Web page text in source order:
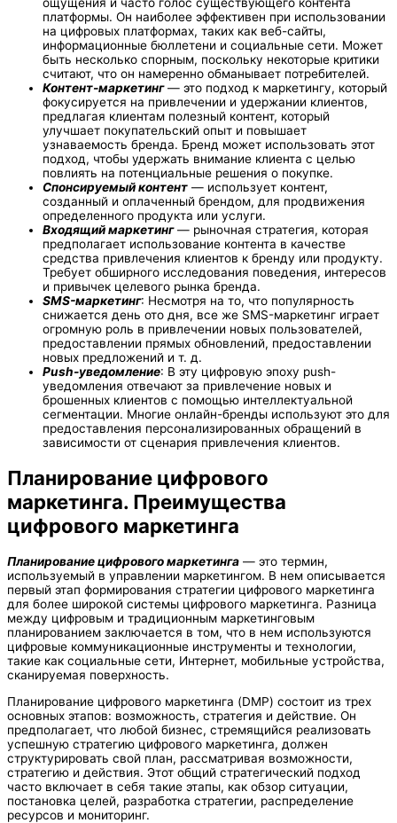
платформы. Он наиболее эффективен при использовании
на цифровых платформах, таких как веб-сайты,
информационные бюллетени и социальные сети. Может
быть несколько спорным, поскольку некоторые критики
считают, что он намеренно обманывает потребителей.
Контент-маркетинг— это подход к маркетингу, который
фокусируется на привлечении и удержании клиентов,
предлагая клиентам полезный контент, который
улучшает покупательский опыт и повышает
узнаваемость бренда. Бренд может использовать этот
подход, чтобы удержать внимание клиента с целью
повлиять на потенциальные решения о покупке.
Спонсируемый контент — использует контент,
созданный и оплаченный брендом, для продвижения
определенного продукта или услуги.
Входящий маркетинг — рыночная стратегия, которая
предполагает использование контента в качестве
средства привлечения клиентов к бренду или продукту.
Требует обширного исследования поведения, интересов
и привычек целевого рынка бренда.
SMS-маркетинг: Несмотря на то, что популярность
снижается день ото дня, все же SMS-маркетинг играет
огромную роль в привлечении новых пользователей,
предоставлении прямых обновлений, предоставлении
новых предложений и т. д.
Push-уведомление: В эту цифровую эпоху push-
уведомления отвечают за привлечение новых и
брошенных клиентов с помощью интеллектуальной
сегментации. Многие онлайн-бренды используют это для
предоставления персонализированных обращений в
зависимости от сценария привлечения клиентов.
Планирование цифрового
маркетинга. Преимущества
цифрового маркетинга
Планирование цифрового маркетинга — это термин,
используемый в управлении маркетингом. В нем описывается
первый этап формирования стратегии цифрового маркетинга
для более широкой системы цифрового маркетинга. Разница
между цифровым и традиционным маркетинговым
планированием заключается в том, что в нем используются
цифровые коммуникационные инструменты и технологии,
такие как социальные сети, Интернет, мобильные устройства,
сканируемая поверхность.
Планирование цифрового маркетинга (DMP) состоит из трех
основных этапов: возможность, стратегия и действие. Он
предполагает, что любой бизнес, стремящийся реализовать
успешную стратегию цифрового маркетинга, должен
структурировать свой план, рассматривая возможности,
стратегию и действия. Этот общий стратегический подход
часто включает в себя такие этапы, как обзор ситуации,
постановка целей, разработка стратегии, распределение
ресурсов и мониторинг.